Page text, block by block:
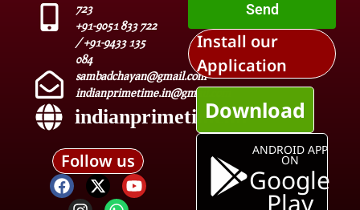
723
+91-9051 833 722
/ +91-9433 135
084
sambadchayan@gmail.com
indianprimetime.in@gmail.com
indianprimetime.in
Follow us
Send
Install our
Application
Download
ANDROID APP
ON
Google
Play